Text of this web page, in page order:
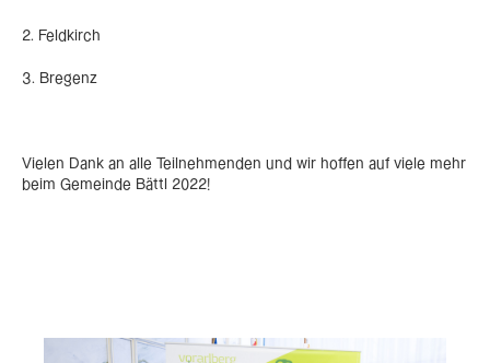
2. Feldkirch
3. Bregenz
Vielen Dank an alle Teilnehmenden und wir hoffen auf viele mehr
beim Gemeinde Bättl 2022!